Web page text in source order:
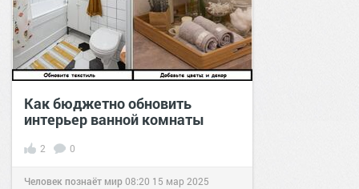
Как бюджетно обновить
интерьер ванной комнаты
2 0
Человек познаёт мир08:20 15 мар 2025